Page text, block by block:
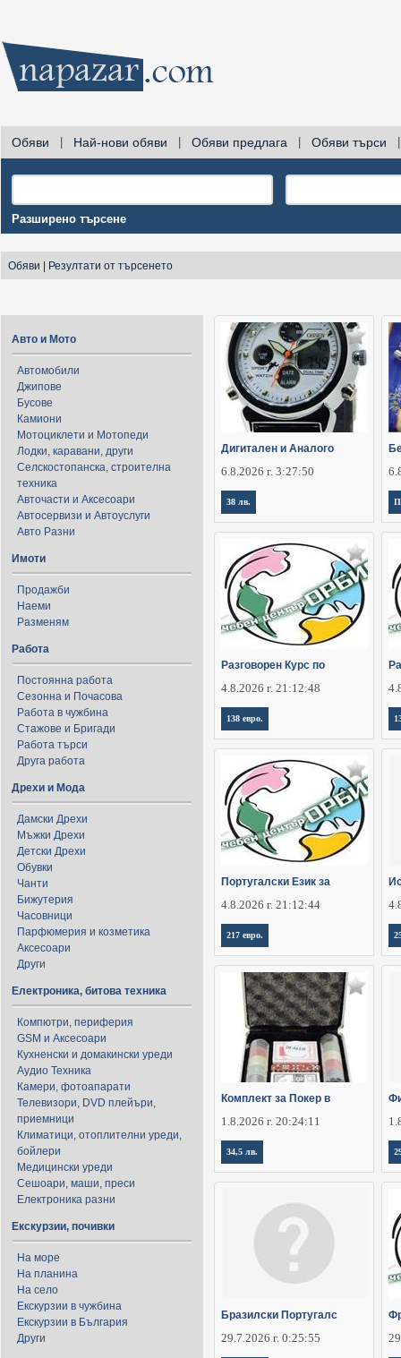
Обяви Най-нови обяви Обяви предлага Обяви търси
Разширено търсене
Обяви Резултати от търсенето
Авто и Мото
Автомобили
Джипове
Бусове
Камиони
Мотоциклети и Мотопеди
Лодки, каравани, други
Селскостопанска, строителна
техника
Авточасти и Аксесоари
Автосервизи и Автоуслуги
Авто Разни
Имоти
Продажби
Наеми
Разменям
Работа
Постоянна работа
Сезонна и Почасова
Работа в чужбина
Стажове и Бригади
Работа търси
Друга работа
Дрехи и Мода
Дамски Дрехи
Мъжки Дрехи
Детски Дрехи
Обувки
Чанти
Бижутерия
Часовници
Парфюмерия и козметика
Аксесоари
Други
Електроника, битова техника
Компютри, периферия
GSM и Аксесоари
Кухненски и домакински уреди
Аудио Техника
Камери, фотоапарати
Телевизори, DVD плейъри,
приемници
Климатици, отоплителни уреди,
бойлери
Медицински уреди
Сешоари, маши, преси
Електроника разни
Екскурзии, почивки
На море
На планина
На село
Екскурзии в чужбина
Екскурзии в България
Други
Дигитален и Аналого
6.8.2026 г. 3:27:50
38 лв.
Разговорен Курс по
4.8.2026 г. 21:12:48
138 евро.
Португалски Език за
4.8.2026 г. 21:12:44
217 евро.
Комплект за Покер в
1.8.2026 г. 20:24:11
34,5 лв.
Бразилски Португалс
29.7.2026 г. 0:25:55